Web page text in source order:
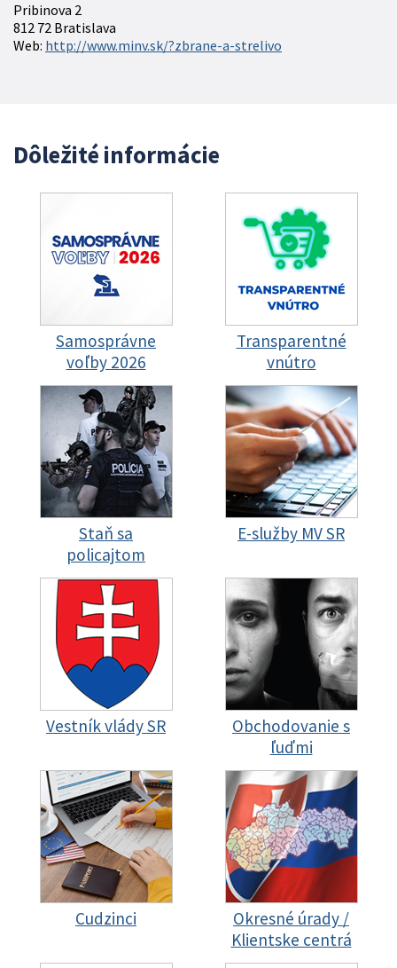
Pribinova 2
812 72 Bratislava
Web: http://www.minv.sk/?zbrane-a-strelivo
Dôležité informácie
Samosprávne
voľby 2026
Transparentné
vnútro
Staň sa
policajtom
E-služby MV SR
Vestník vlády SR
Obchodovanie s
ľuďmi
Cudzinci
Okresné úrady /
Klientske centrá